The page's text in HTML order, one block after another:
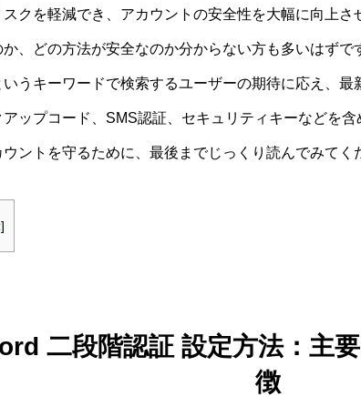
スクを軽減でき、アカウントの安全性を大幅に向上
か、どの方法が安全なのか分からない方も多いはず
うキーワードで検索するユーザーの期待に応え、
ップコード、SMS認証、セキュリティキーなどを
ントを守るために、最後までじっくり読んでみてく
]
二段階認証 設定方法：主
徴